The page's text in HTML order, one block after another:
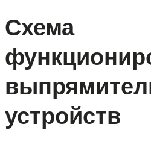
Схема
устройств